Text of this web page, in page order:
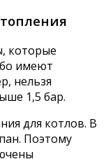
которые
имеют
нельзя
1,5 бар.
для котлов. В
Поэтому